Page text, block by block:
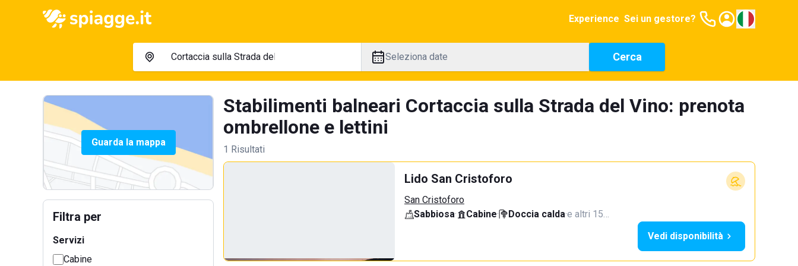
Experience Sei un gestore?
Seleziona date Cerca
Guarda la mappa
Filtra per
Servizi
Cabine
Stabilimenti balneari Cortaccia sulla Strada del Vino: prenota
ombrellone e lettini
1 Risultati
Lido San Cristoforo
San Cristoforo
Sabbiosa· Cabine· Doccia calda·e altri 15…
Vedi disponibilità